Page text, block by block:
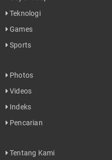
Teknologi
Games
Sports
Photos
Videos
Indeks
Pencarian
Tentang Kami